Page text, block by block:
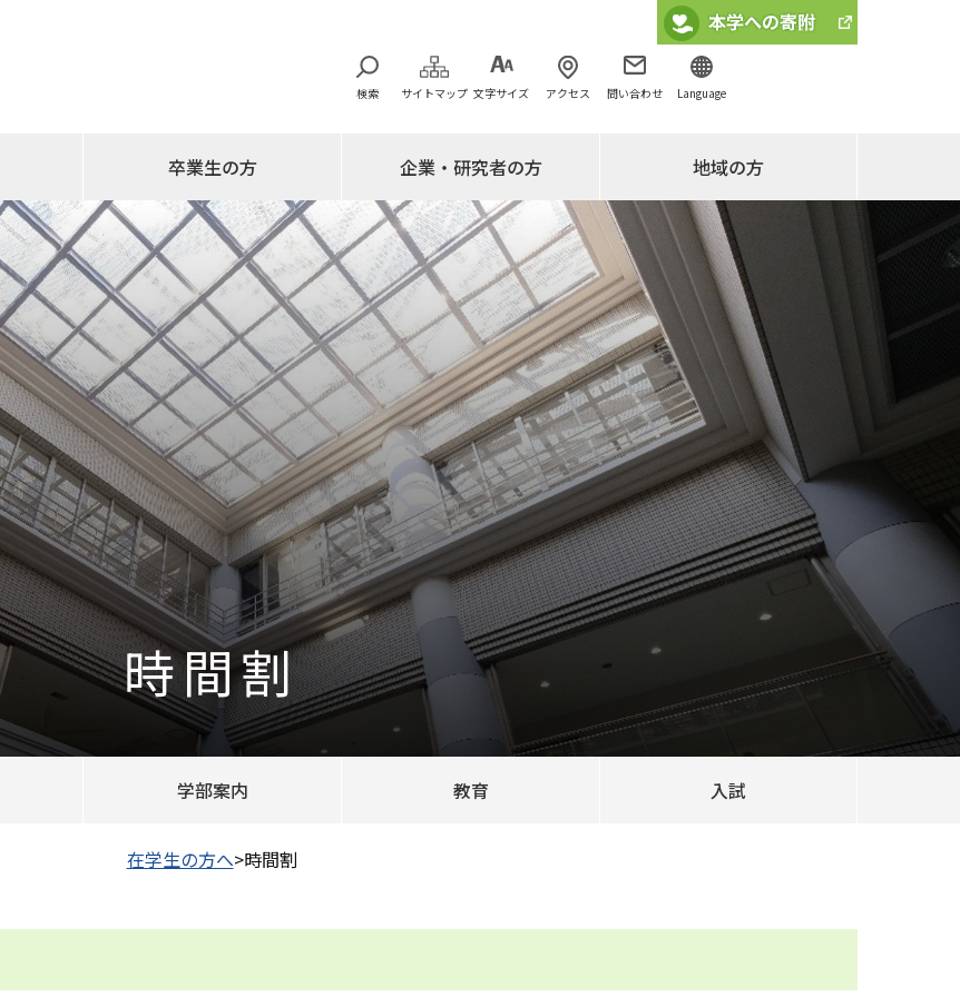
検索 サイトマップ 文字サイズ アクセス 問い合わせ Language
卒業生の方 企業・研究者の方 地域の方
時間割
学部案内 教育 入試
在学生の方へ>時間割